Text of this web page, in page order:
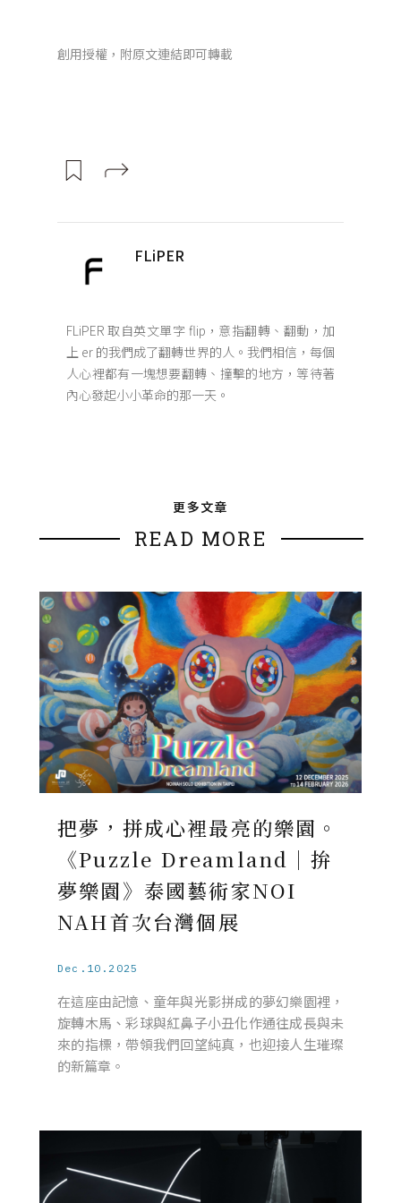
創用授權，附原文連結即可轉載
FLiPER
FLiPER 取自英文單字 flip，意指翻轉、翻動，加
上 er 的我們成了翻轉世界的人。我們相信，每個
人心裡都有一塊想要翻轉、撞擊的地方，等待著
內心發起小小革命的那一天。
更多文章
READ MORE
把夢，拼成心裡最亮的樂園。
《Puzzle Dreamland｜拚
夢樂園》泰國藝術家NOI
NAH首次台灣個展
Dec.10.2025
在這座由記憶、童年與光影拼成的夢幻樂園裡，
旋轉木馬、彩球與紅鼻子小丑化作通往成長與未
來的指標，帶領我們回望純真，也迎接人生璀璨
的新篇章。